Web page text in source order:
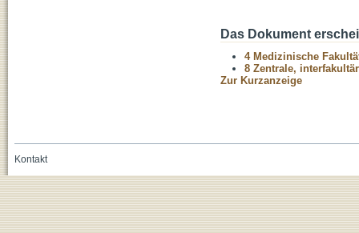
Das Dokument
4 Medizinische
8 Zentrale,
Zur Kurzanzeige
Kontakt